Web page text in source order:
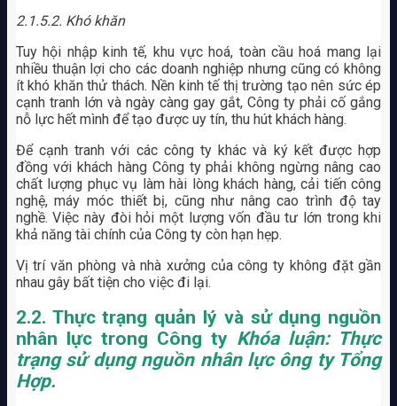
2.1.5.2. Khó khăn
Tuy hội nhập kinh tế, khu vực hoá, toàn cầu hoá mang lại
nhiều thuận lợi cho các doanh nghiệp nhưng cũng có không
ít khó khăn thử thách. Nền kinh tế thị trường tạo nên sức ép
cạnh tranh lớn và ngày càng gay gắt, Công ty phải cố gắng
nỗ lực hết mình để tạo được uy tín, thu hút khách hàng.
Để cạnh tranh với các công ty khác và ký kết được hợp
đồng với khách hàng Công ty phải không ngừng nâng cao
chất lượng phục vụ làm hài lòng khách hàng, cải tiến công
nghệ, máy móc thiết bị, cũng như nâng cao trình độ tay
nghề. Việc này đòi hỏi một lượng vốn đầu tư lớn trong khi
khả năng tài chính của Công ty còn hạn hẹp.
Vị trí văn phòng và nhà xưởng của công ty không đặt gần
nhau gây bất tiện cho việc đi lại.
2.2. Thực trạng quản lý và sử dụng nguồn
nhân lực trong Công ty Khóa luận: Thực
trạng sử dụng nguồn nhân lực ông ty Tổng
Hợp.